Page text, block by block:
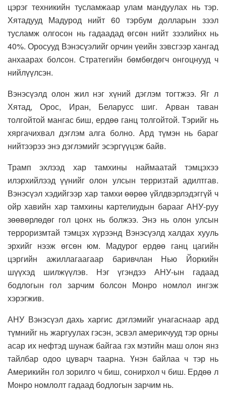
цэрэг техникийн тусламжаар улам мандуулах нь тэр.
Хятадууд Мадурод нийт 60 тэрбум долларын зээл
тусламж олгосон нь гадаадад өгсөн нийт зээлийнх нь
40%. Оросууд Вэнэсүэлийг орчин үеийн зэвсгээр хангад
анхаарах болсон. Стратегийн бөмбөгдөгч онгоцнууд ч
нийлүүлсэн.
Вэнэсүэлд олон жил нэг хүний дэглэм тогтжээ. Яг л
Хятад, Орос, Иран, Беларусс шиг. Арван таван
толгойтой мангас биш, ердөө ганц толгойтой. Тэрийг нь
хяргачихвал дэглэм алга болно. Ард түмэн нь бараг
нийтээрээ энэ дэглэмийг эсэргүүцэж байв.
Трамп эхлээд хар тамхины наймаатай тэмцэхээ
илэрхийлээд үүнийг олон улсын терризтай адилтгав.
Вэнэсүэл хэдийгээр хар тамхи өөрөө үйлдвэрлэдэггүй ч
ойр хавийн хар тамхины картелиудын барааг АНУ-руу
зөөвөрлөдөг гол цонх нь болжээ. Энэ нь олон улсын
терроризмтай тэмцэх хүрээнд Вэнэсүэлд халдах хууль
эрхийг нээж өгсөн юм. Мадурог ердөө ганц цагийн
цэргийн ажиллагаагаар баривчлан Нью Йоркийн
шүүхэд шилжүүлэв. Нэг үгэндээ АНУ-ын гадаад
бодлогын гол зарчим болсон Монро номлол ингэж
хэрэгжив.
АНУ Вэнэсүэл дахь харгис дэглэмийг унагаснаар ард
түмнийг нь жаргуулах гэсэн, эсвэл америкчууд тэр орны
асар их нефтэд шунаж байгаа гэх мэтийн маш олон янз
тайлбар одоо цуварч таарна. Үнэн байлаа ч тэр нь
Америкийн гол зорилго ч биш, сонирхол ч биш. Ердөө л
Монро номлолт гадаад бодлогын зарчим нь.